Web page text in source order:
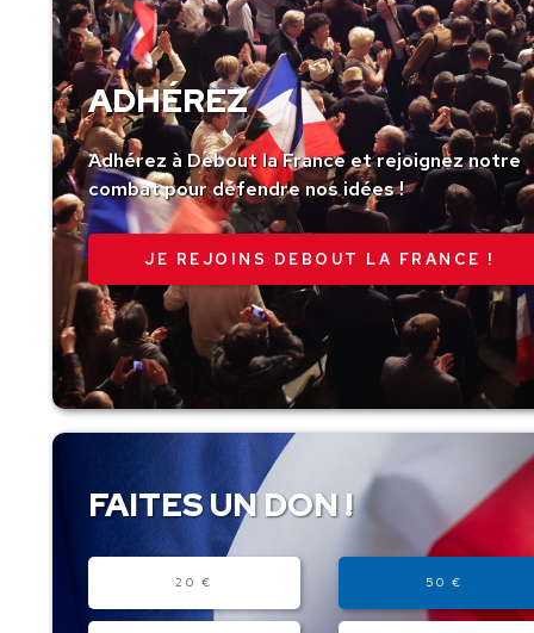
ADHÉREZ
Adhérez à Debout la France et rejoignez notre
combat pour défendre nos idées !
JE REJOINS DEBOUT LA FRANCE !
FAITES UN DON !
20 € 50 €